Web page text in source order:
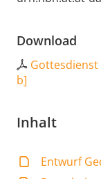
Download
b]
Inhalt
Entwurf